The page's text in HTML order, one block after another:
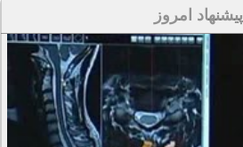
پیشنهاد امروز